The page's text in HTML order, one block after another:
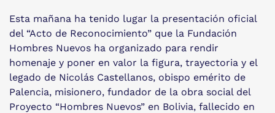
Esta mañana ha tenido lugar la presentación oficial
del “Acto de Reconocimiento” que la Fundación
Hombres Nuevos ha organizado para rendir
homenaje y poner en valor la figura, trayectoria y el
legado de Nicolás Castellanos, obispo emérito de
Palencia, misionero, fundador de la obra social del
Proyecto “Hombres Nuevos” en Bolivia, fallecido en